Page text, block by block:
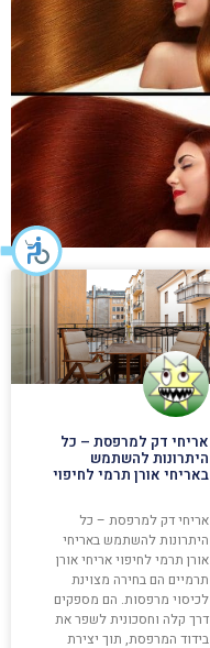
אריחי דק למרפסת – כל
היתרונות להשתמש
באריחי אורן תרמי לחיפוי
אריחי דק למרפסת – כל
היתרונות להשתמש באריחי
אורן תרמי לחיפוי אריחי אורן
תרמיים הם בחירה מצוינת
לכיסוי מרפסות. הם מספקים
דרך קלה וחסכונית לשפר את
בידוד המרפסת, תוך יצירת